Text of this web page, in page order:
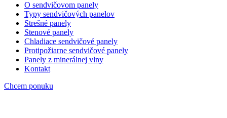
O sendvičovom panely
Typy sendvičových panelov
Strešné panely
Stenové panely
Chladiace sendvičové panely
Protipožiarne sendvičové panely
Panely z minerálnej vlny
Kontakt
Chcem ponuku